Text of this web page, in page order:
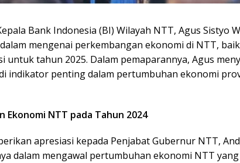
Bank Indonesia (BI) Wilayah NTT, Agus Sistyo
mengenai perkembangan ekonomi di NTT,
untuk tahun 2025. Dalam pemaparannya, Agus
indikator penting dalam pertumbuhan ekonomi
NTT pada Tahun 2024
apresiasi kepada Penjabat Gubernur NTT,
dalam mengawal pertumbuhan ekonomi NTT yang